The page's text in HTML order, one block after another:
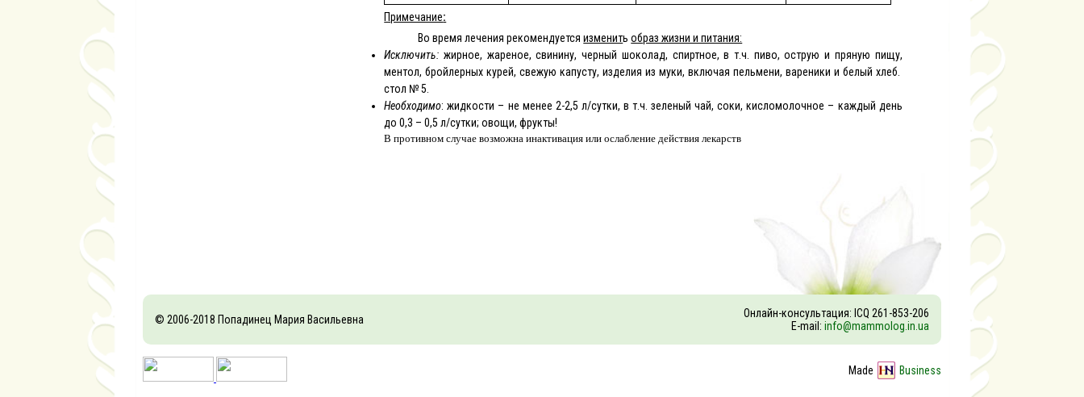
Примечание:
Во время лечения рекомендуетсяизменитьобраз жизни и питания:
Исключить: жирное, жареное, свинину, черный шоколад, спиртное, в т.ч. пиво, острую и пряную пищу,
ментол, бройлерных курей, свежую капусту, изделия из муки, включая пельмени, вареники и белый хлеб.
стол № 5.
Необходимо: жидкости – не менее 2-2,5 л/сутки, в т.ч. зеленый чай, соки, кисломолочное – каждый день
до 0,3 – 0,5 л/сутки; овощи, фрукты!
В противном случае возможна инактивация или ослабление действия лекарств
© 2006-2018 Попадинец Мария Васильевна
Онлайн-консультация: ICQ 261-853-206
E-mail: info@mammolog.in.ua
Made Business